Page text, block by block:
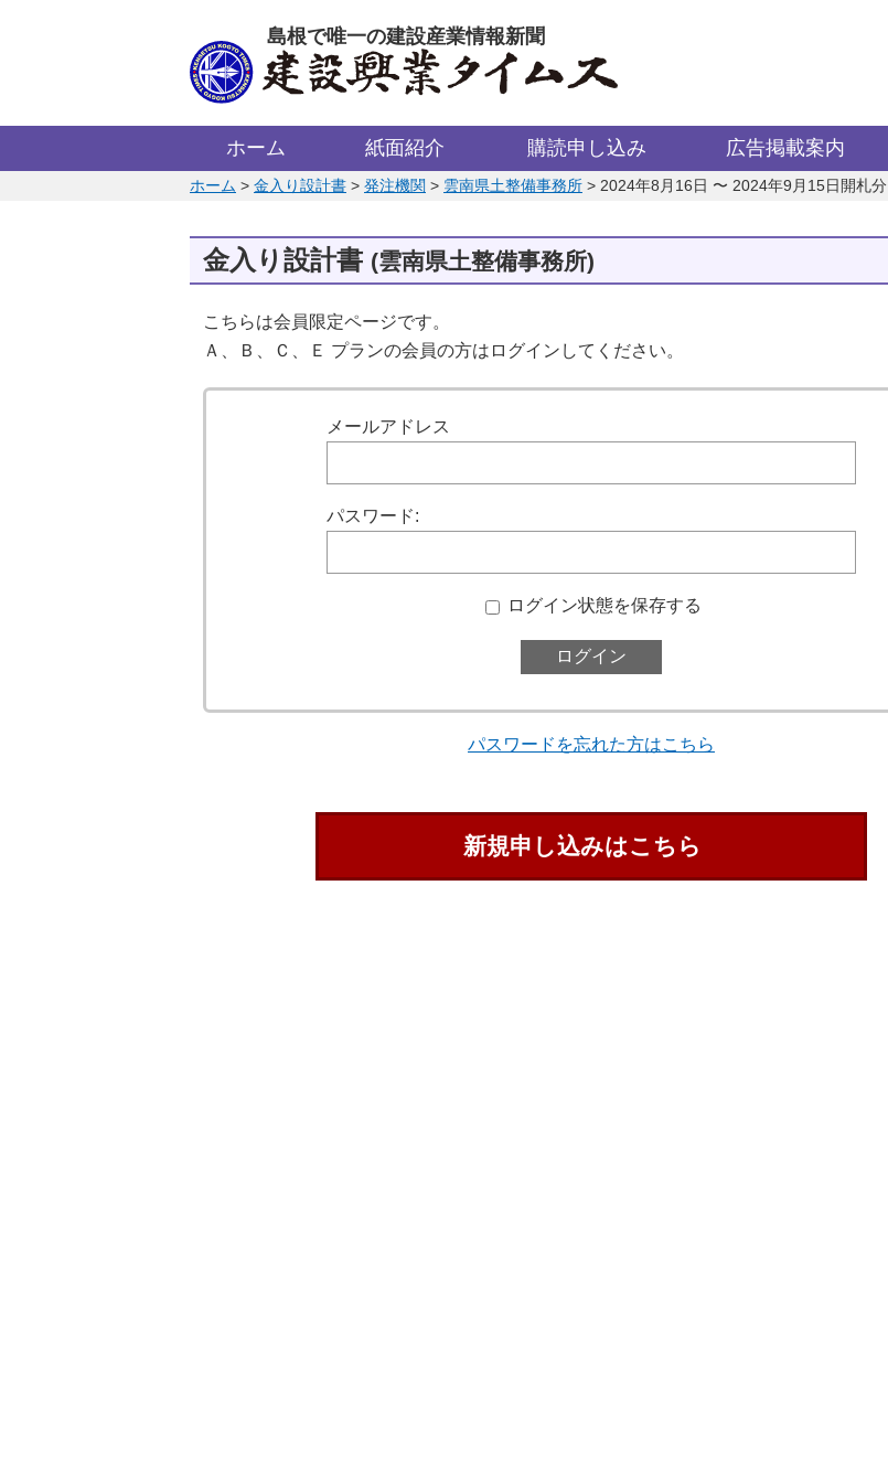
島根で唯一の建設産業情報新聞
ホーム 紙面紹介 購読申し込み 広告掲載案内
このページの位置:
ホーム > 金入り設計書 > 発注機関 > 雲南県土整備事務所 > 2024年8月16日 〜 2024年9月15日開札分
金入り設計書 (雲南県土整備事務所)
こちらは会員限定ページです。
Ａ、Ｂ、Ｃ、Ｅ プランの会員の方はログインしてください。
メールアドレス
パスワード:
ログイン状態を保存する
パスワードを忘れた方はこちら
新規申し込みはこちら